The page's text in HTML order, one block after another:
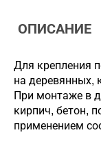
ОПИСАНИЕ
Для крепления
на деревянных,
При монтаже в
кирпич, бетон,
применением